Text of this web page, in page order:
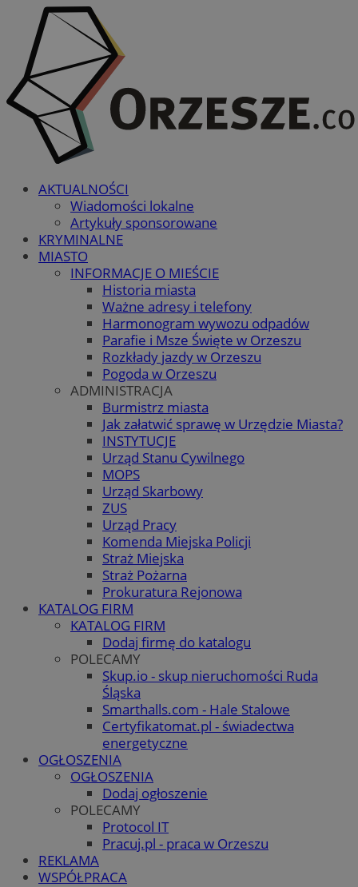
AKTUALNOŚCI
Wiadomości lokalne
Artykuły sponsorowane
KRYMINALNE
MIASTO
INFORMACJE O MIEŚCIE
Historia miasta
Ważne adresy i telefony
Harmonogram wywozu odpadów
Parafie i Msze Święte w Orzeszu
Rozkłady jazdy w Orzeszu
Pogoda w Orzeszu
ADMINISTRACJA
Burmistrz miasta
Jak załatwić sprawę w Urzędzie Miasta?
INSTYTUCJE
Urząd Stanu Cywilnego
MOPS
Urząd Skarbowy
ZUS
Urząd Pracy
Komenda Miejska Policji
Straż Miejska
Straż Pożarna
Prokuratura Rejonowa
KATALOG FIRM
KATALOG FIRM
Dodaj firmę do katalogu
POLECAMY
Skup.io - skup nieruchomości Ruda
Śląska
Smarthalls.com - Hale Stalowe
Certyfikatomat.pl - świadectwa
energetyczne
OGŁOSZENIA
OGŁOSZENIA
Dodaj ogłoszenie
POLECAMY
Protocol IT
Pracuj.pl - praca w Orzeszu
REKLAMA
WSPÓŁPRACA